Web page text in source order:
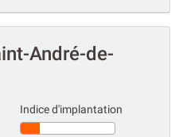
André-de-
Indice d'implantation